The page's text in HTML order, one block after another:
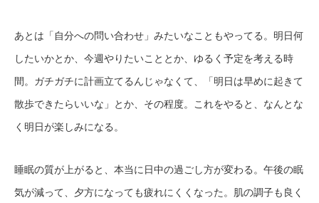
あとは「自分への問い合わせ」みたいなこともやってる。明日何
したいかとか、今週やりたいこととか、ゆるく予定を考える時
間。ガチガチに計画立てるんじゃなくて、「明日は早めに起きて
散歩できたらいいな」とか、その程度。これをやると、なんとな
く明日が楽しみになる。
睡眠の質が上がると、本当に日中の過ごし方が変わる。午後の眠
気が減って、夕方になっても疲れにくくなった。肌の調子も良く